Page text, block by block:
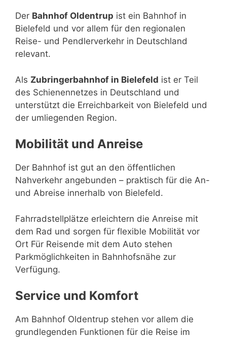
Der Bahnhof Oldentrup ist ein Bahnhof in
Bielefeld und vor allem für den regionalen
Reise- und Pendlerverkehr in Deutschland
relevant.
Als Zubringerbahnhof in Bielefeld ist er Teil
des Schienennetzes in Deutschland und
unterstützt die Erreichbarkeit von Bielefeld und
der umliegenden Region.
Mobilität und Anreise
Der Bahnhof ist gut an den öffentlichen
Nahverkehr angebunden – praktisch für die An-
und Abreise innerhalb von Bielefeld.
Fahrradstellplätze erleichtern die Anreise mit
dem Rad und sorgen für flexible Mobilität vor
Ort Für Reisende mit dem Auto stehen
Parkmöglichkeiten in Bahnhofsnähe zur
Verfügung.
Service und Komfort
Am Bahnhof Oldentrup stehen vor allem die
grundlegenden Funktionen für die Reise im